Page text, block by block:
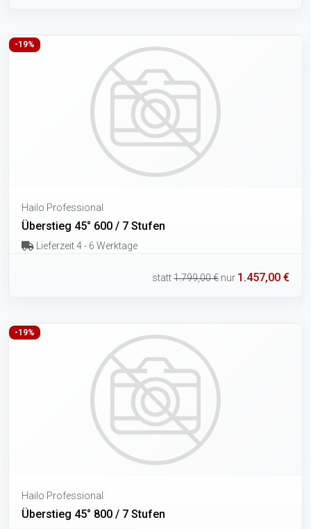
-19%
Hailo Professional
Überstieg 45° 600 / 7 Stufen
Lieferzeit 4 - 6 Werktage
statt1.799,00 € nur 1.457,00 €
-19%
Hailo Professional
Überstieg 45° 800 / 7 Stufen